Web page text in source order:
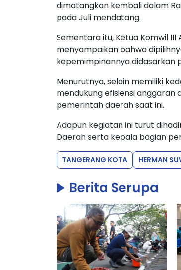
dimatangkan kembali dalam
pada Juli mendatang.
Sementara itu, Ketua Komwil III
menyampaikan bahwa
kepemimpinannya didasarkan
Menurutnya, selain memiliki
mendukung efisiensi
pemerintah daerah saat ini.
Adapun kegiatan ini turut
Daerah serta kepala bagian
TANGERANG KOTA HERMAN
Berita Serupa